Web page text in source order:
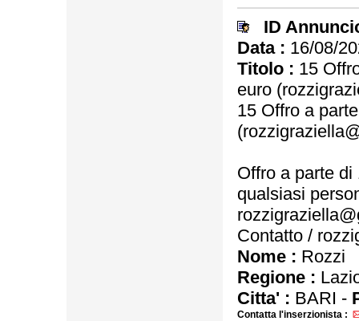
ID
Data : 16/08/
Titolo : 15
euro
15 Offro a
Offro a parte di
qualsiasi
Contatto /
Nome : Rozzi
Regione :
Citta' : BARI -
Contatta l'inserzionista :